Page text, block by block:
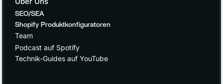
SEO/SEA
Shopify Produktkonfiguratoren
Team
Podcast auf Spotify
Technik-Guides auf YouTube